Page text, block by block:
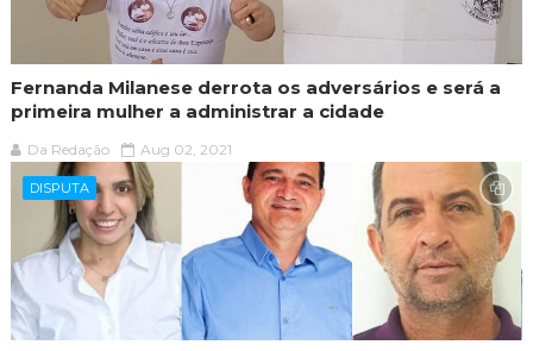
Fernanda Milanese derrota os adversários e será a
primeira mulher a administrar a cidade
Da Redação Aug 02, 2021
DISPUTA